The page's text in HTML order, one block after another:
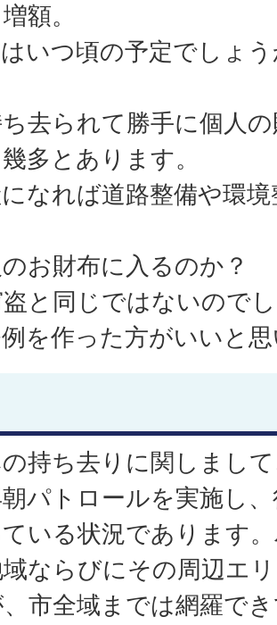
額。
いつ頃の予定でしょ
去られて勝手に個人
多とあります。
なれば道路整備や環
お財布に入るのか？
と同じではないので
を作った方がいいと
持ち去りに関しまし
パトロールを実施し
いる状況であります
ならびにその周辺エ
市全域までは網羅で